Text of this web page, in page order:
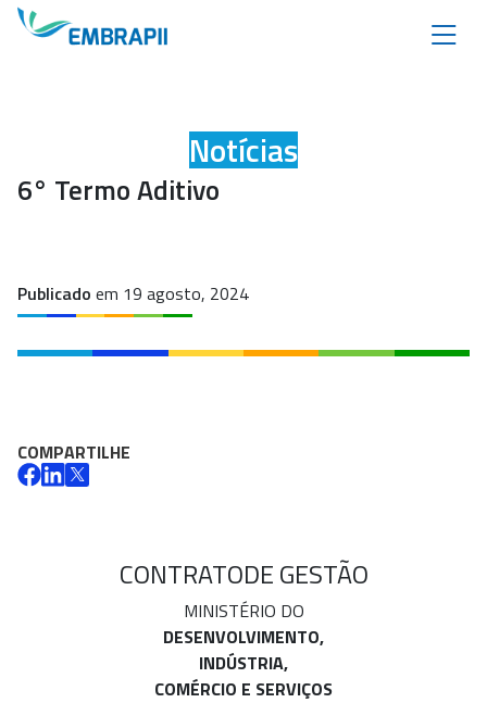
Notícias
6° Termo Aditivo
Publicado em 19 agosto, 2024
COMPARTILHE
CONTRATODE GESTÃO
MINISTÉRIO DO
DESENVOLVIMENTO,
INDÚSTRIA,
COMÉRCIO E SERVIÇOS